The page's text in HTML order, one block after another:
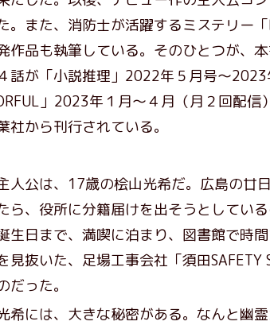
。また、消防士が活躍するミステリー
作品も執筆している。そのひとつが、
話が「小説推理」2022年５月号～
」2023年１月～４月（月２回配
社から刊行されている。
人公は、17歳の桧山光希だ。広島の廿
ら、役所に分籍届けを出そうとしてい
生日まで、満喫に泊まり、図書館で時
見抜いた、足場工事会社「須田
だった。
希には、大きな秘密がある。なんと幽